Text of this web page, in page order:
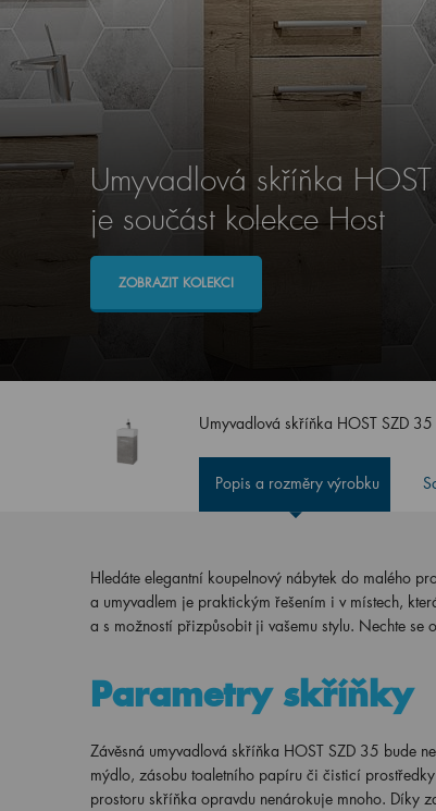
Umyvadlová skříňka
je součást kolekce Host
ZOBRAZIT KOLEKCI
Umyvadlová skříňka HOST SZD
Popis a rozměry výrobku
Hledáte elegantní koupelnový nábytek do malého
a umyvadlem je praktickým řešením i v místech,
a s možností přizpůsobit ji vašemu stylu. Nechte se
Parametry skříňky
Závěsná umyvadlová skříňka HOST SZD 35 bude
mýdlo, zásobu toaletního papíru či čisticí
prostoru skříňka opravdu nenárokuje mnoho. Díky